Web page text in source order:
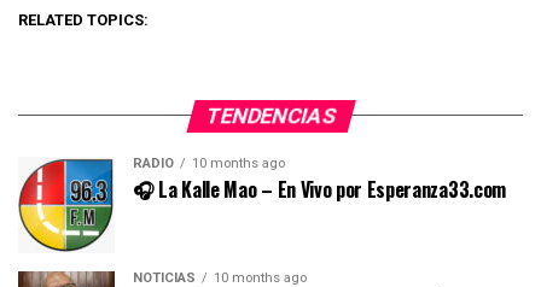
RELATED TOPICS:
TENDENCIAS
RADIO 10 months ago
🎧 La Kalle Mao – En Vivo por Esperanza33.com
NOTICIAS 10 months ago